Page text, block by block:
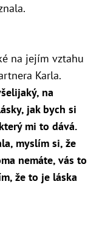
na jejím vztahu
Karla.
na
jak bych si
mi to dává.
myslím si, že
nemáte, vás to
že to je láska